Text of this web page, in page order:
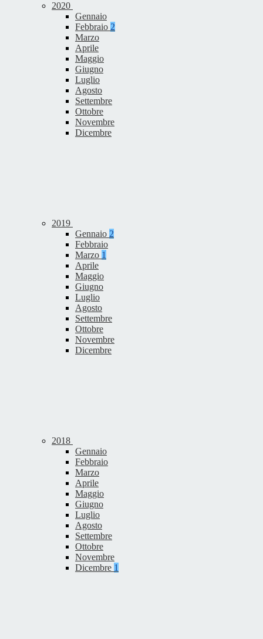
2020
Gennaio
Febbraio 2
Marzo
Aprile
Maggio
Giugno
Luglio
Agosto
Settembre
Ottobre
Novembre
Dicembre
2019
Gennaio 2
Febbraio
Marzo 1
Aprile
Maggio
Giugno
Luglio
Agosto
Settembre
Ottobre
Novembre
Dicembre
2018
Gennaio
Febbraio
Marzo
Aprile
Maggio
Giugno
Luglio
Agosto
Settembre
Ottobre
Novembre
Dicembre 1